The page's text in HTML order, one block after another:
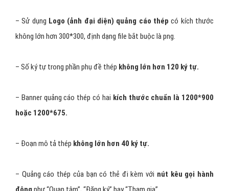
– Sử dụng Logo (ảnh đại diện) quảng cáo thép có kích thước
không lớn hơn 300*300, định dạng file bắt buộc là png.
– Số ký tự trong phần phụ đề thép không lớn hơn 120 ký tự.
– Banner quảng cáo thép có hai kích thước chuẩn là 1200*900
hoặc 1200*675.
– Đoạn mô tả thép không lớn hơn 40 ký tự.
– Quảng cáo thép của bạn có thẻ đi kèm với nút kêu gọi hành